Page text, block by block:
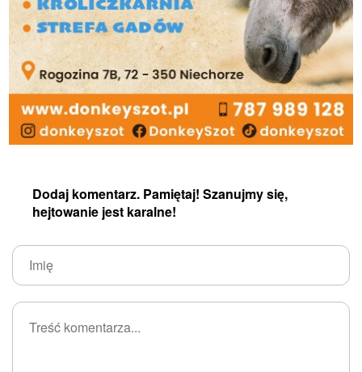
Dodaj komentarz. Pamiętaj! Szanujmy się,
hejtowanie jest karalne!